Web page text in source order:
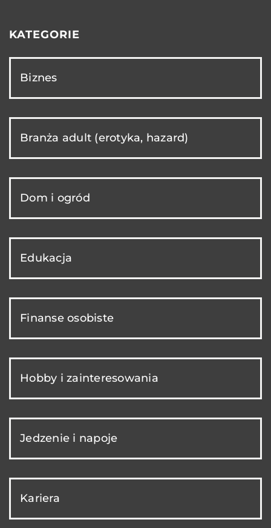
KATEGORIE
Biznes
Branża adult (erotyka, hazard)
Dom i ogród
Edukacja
Finanse osobiste
Hobby i zainteresowania
Jedzenie i napoje
Kariera